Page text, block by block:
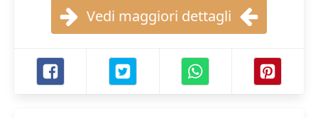
Vedi maggiori dettagli